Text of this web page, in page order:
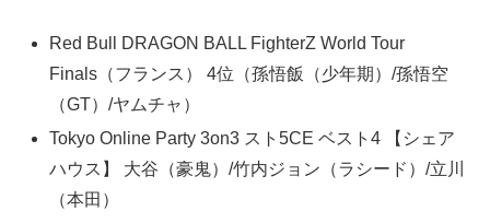
Red Bull DRAGON BALL FighterZ World Tour
Finals（フランス） 4位（孫悟飯（少年期）/孫悟空
（GT）/ヤムチャ）
Tokyo Online Party 3on3 スト5CE ベスト4 【シェア
ハウス】 大谷（豪鬼）/竹内ジョン（ラシード）/立川
（本田）